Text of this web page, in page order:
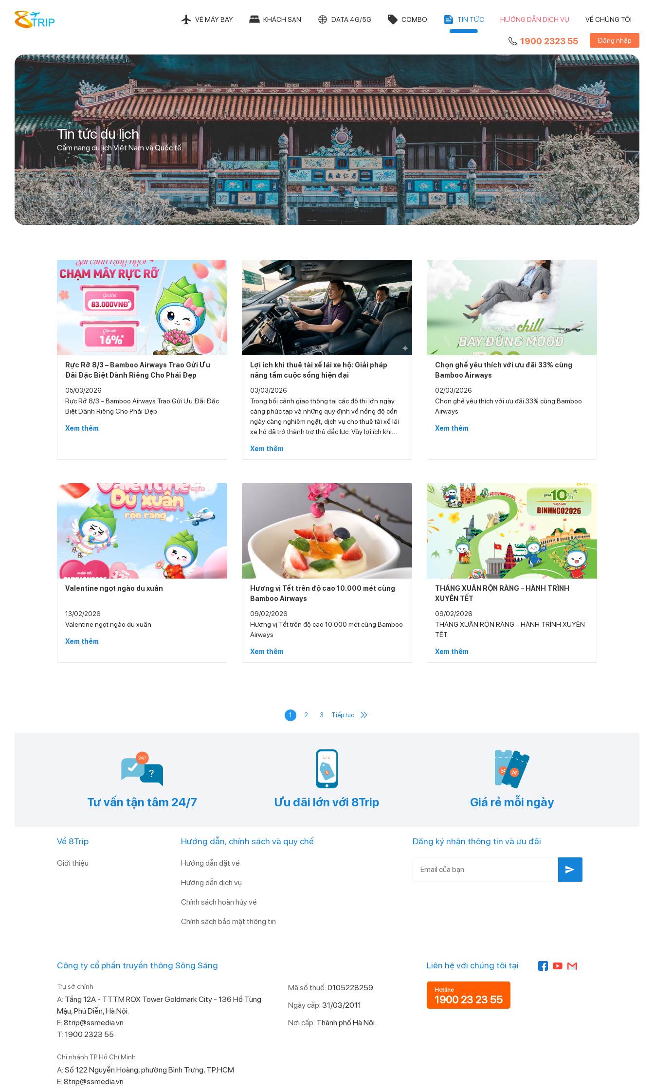
VÉ MÁY BAY KHÁCH SẠN DATA 4G/5G COMBO TIN TỨC HƯỚNG DẪN DỊCH VỤ VỀ CHÚNG TÔI
1900 2323 55 Đăng nhập
Tin tức du lịch
Cẩm nang du lịch Việt Nam và Quốc tế.
Rực Rỡ 8/3 – Bamboo Airways Trao Gửi Ưu
Đãi Đặc Biệt Dành Riêng Cho Phái Đẹp
05/03/2026
Rực Rỡ 8/3 – Bamboo Airways Trao Gửi Ưu Đãi Đặc
Biệt Dành Riêng Cho Phái Đẹp
Xem thêm
Lợi ích khi thuê tài xế lái xe hộ: Giải pháp
nâng tầm cuộc sống hiện đại
03/03/2026
Trong bối cảnh giao thông tại các đô thị lớn ngày
càng phức tạp và những quy định về nồng độ cồn
ngày càng nghiêm ngặt, dịch vụ cho thuê tài xế lái
xe hộ đã trở thành trợ thủ đắc lực. Vậy lợi ích khi
Xem thêm
Chọn ghế yêu thích với ưu đãi 33% cùng
Bamboo Airways
02/03/2026
Chọn ghế yêu thích với ưu đãi 33% cùng Bamboo
Airways
Xem thêm
Valentine ngọt ngào du xuân
13/02/2026
Valentine ngọt ngào du xuân
Xem thêm
Hương vị Tết trên độ cao 10.000 mét cùng
Bamboo Airways
09/02/2026
Hương vị Tết trên độ cao 10.000 mét cùng Bamboo
Airways
Xem thêm
THÁNG XUÂN RỘN RÀNG – HÀNH TRÌNH
XUYÊN TẾT
09/02/2026
THÁNG XUÂN RỘN RÀNG – HÀNH TRÌNH XUYÊN
TẾT
Xem thêm
1 2 3 Tiếp tục
Tư vấn tận tâm 24/7 Ưu đãi lớn với 8Trip Giá rẻ mỗi ngày
Về 8Trip
Giới thiệu
Hướng dẫn, chính sách và quy chế
Hướng dẫn đặt vé
Hướng dẫn dịch vụ
Chính sách hoàn hủy vé
Chính sách bảo mật thông tin
Đăng ký nhận thông tin và ưu đãi
Công ty cổ phần truyền thông Sông Sáng
Trụ sở chính
A: Tầng 12A - TTTM ROX Tower Goldmark City - 136 Hồ Tùng
Mậu, Phú Diễn, Hà Nội.
E: 8trip@ssmedia.vn
T: 1900 2323 55
Chi nhánh TP.Hồ Chí Minh
A: Số 122 Nguyễn Hoàng, phường Bình Trưng, TP.HCM
E: 8trip@ssmedia.vn
Mã số thuế: 0105228259
Ngày cấp: 31/03/2011
Nơi cấp: Thành phố Hà Nội
Liên hệ với chúng tôi tại
Hotline
1900 23 23 55